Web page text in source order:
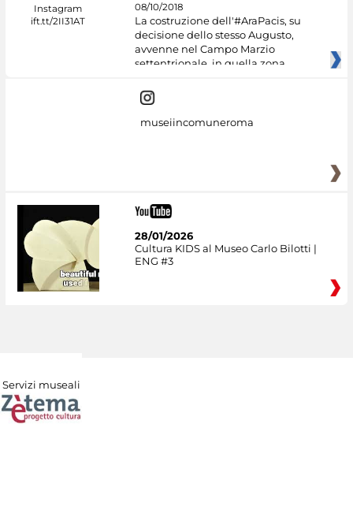
08/10/2018
La costruzione dell'#AraPacis, su
decisione dello stesso Augusto,
avvenne nel Campo Marzio
settentrionale, in quella zona
museiincomuneroma
28/01/2026
Cultura KIDS al Museo Carlo Bilotti |
ENG #3
Servizi museali